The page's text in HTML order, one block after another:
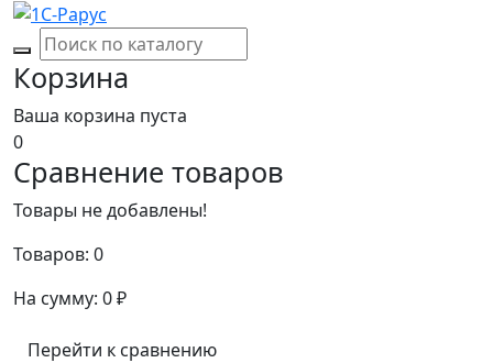
Корзина
Ваша корзина пуста
0
Сравнение товаров
Товары не добавлены!
Товаров: 0
На сумму: 0₽
Перейти к сравнению